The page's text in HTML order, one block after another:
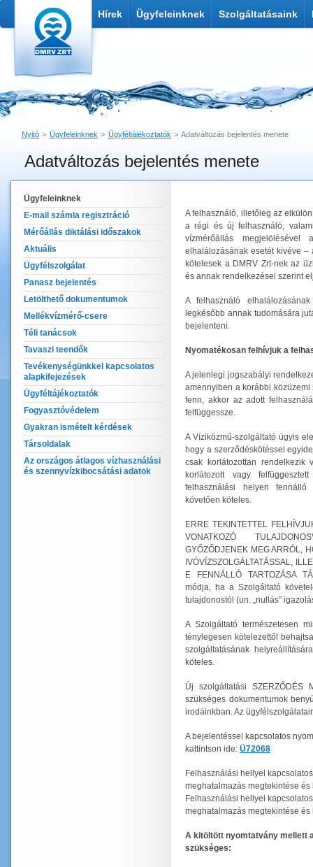
Hírek Ügyfeleinknek Szolgáltatásaink
Nyitó Ügyfeleinknek Ügyféltájékoztatók Adatváltozás bejelentés menete
Adatváltozás bejelentés menete
Link küldése
Nyomtatás
Ügyfeleinknek
E-mail számla regisztráció
Mérőállás diktálási időszakok
Aktuális
Ügyfélszolgálat
Panasz bejelentés
Letölthető dokumentumok
Mellékvízmérő-csere
Téli tanácsok
Tavaszi teendők
Tevékenységünkkel kapcsolatos
alapkifejezések
Ügyféltájékoztatók
Fogyasztóvédelem
Gyakran ismételt kérdések
Társoldalak
Az országos átlagos vízhasználási
és szennyvízkibocsátási adatok
A felhasználó, illetőleg az
a régi és új felhasználó,
vízmérőállás
elhalálozásának esetét kivéve
kötelesek a DMRV Zrt-nek az
és annak rendelkezései szerint
A felhasználó
legkésőbb annak tudomására
bejelenteni.
Nyomatékosan felhívjuk a
A jelenlegi jogszabályi
amennyiben a korábbi
fenn, akkor az adott
felfüggessze.
A Víziközmű-szolgáltató úgyis
hogy a szerződéskötéssel
csak korlátozottan rendelkezik
korlátozott vagy
felhasználási helyen fennálló
követően köteles.
ERRE TEKINTETTEL
VONATKOZÓ
GYŐZŐDJENEK MEG ARRÓL,
IVÓVÍZSZOLGÁLTATÁSSAL,
E FENNÁLLÓ TARTOZÁSA
módja, ha a Szolgáltató
tulajdonostól (un. „nullás"
A Szolgáltató természetesen
ténylegesen kötelezettől
szolgáltatásának
köteles.
Új szolgáltatási SZERZŐDÉS
szükséges dokumentumok
irodáinkban. Az
A bejelentéssel kapcsolatos
kattintson ide: Ü72068
Felhasználási hellyel
meghatalmazás megtekintése
Felhasználási hellyel
meghatalmazás megtekintése
A kitöltött nyomtatvány mellett
szükséges: